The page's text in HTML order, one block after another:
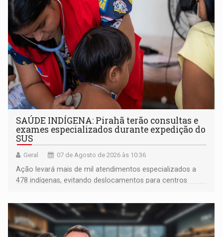
SAÚDE INDÍGENA: Pirahã terão consultas e
exames especializados durante expedição do
SUS
Geral 07 de Agosto de 2026 às 10:36
Ação levará mais de mil atendimentos especializados a
478 indígenas, evitando deslocamentos para centros